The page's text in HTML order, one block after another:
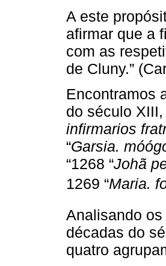
A este
afirmar que a
com as
de Cluny.”
Encontramos
do século
infirmarios
“Garsia.
“1268 “Johã
1269 “Maria.
Analisando
décadas do
quatro